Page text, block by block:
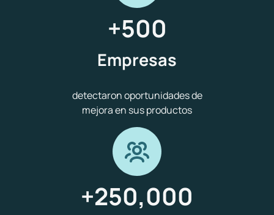
+500
Empresas
detectaron oportunidades de
mejora en sus productos
+250,000